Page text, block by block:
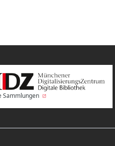
Sammlungen